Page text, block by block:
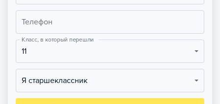
Телефон
Класс, в который перешли
11
Я старшеклассник